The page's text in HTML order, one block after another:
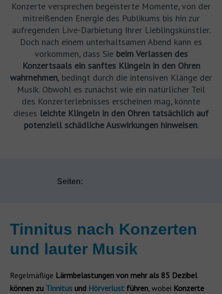
Konzerte versprechen begeisterte Momente, von der
mitreißenden Energie des Publikums bis hin zur
aufregenden Live-Darbietung Ihrer Lieblingskünstler.
Doch nach einem unterhaltsamen Abend kann es
vorkommen, dass Sie beim Verlassen des
Konzertsaals ein sanftes Klingeln in den Ohren
wahrnehmen, bedingt durch die intensiven Klänge der
Musik. Obwohl es zunächst wie ein natürlicher Teil
des Konzerterlebnisses erscheinen mag, könnte
dieses leichte Klingeln in den Ohren tatsächlich auf
potenziell schädliche Auswirkungen hinweisen.
Seiten:
Tinnitus nach Konzerten
und lauter Musik
Regelmäßige Lärmbelastungen von mehr als 85 Dezibel
können zu Tinnitus und Hörverlust führen, wobei Konzerte